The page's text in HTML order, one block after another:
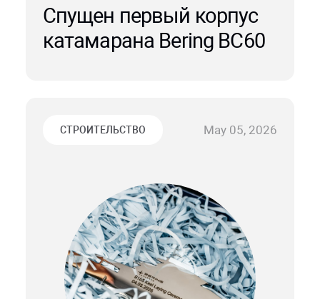
Спущен первый корпус
катамарана Bering BC60
СТРОИТЕЛЬСТВО May 05, 2026